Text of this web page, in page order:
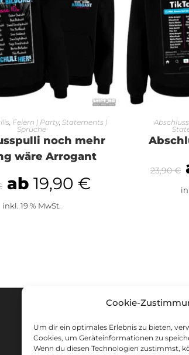
Cookie-
Um dir ein optimales Erlebnis zu bieten,
Cookies, um Geräteinformationen zu
Wenn du diesen Technologien zustimmst,
WÄHLEN
Feiern | Party, Statements |
Sprüche
noch mehr
wäre Arrogant
ab 19,90 €
inkl. 19 % MwSt.
23,90€
UNSERE